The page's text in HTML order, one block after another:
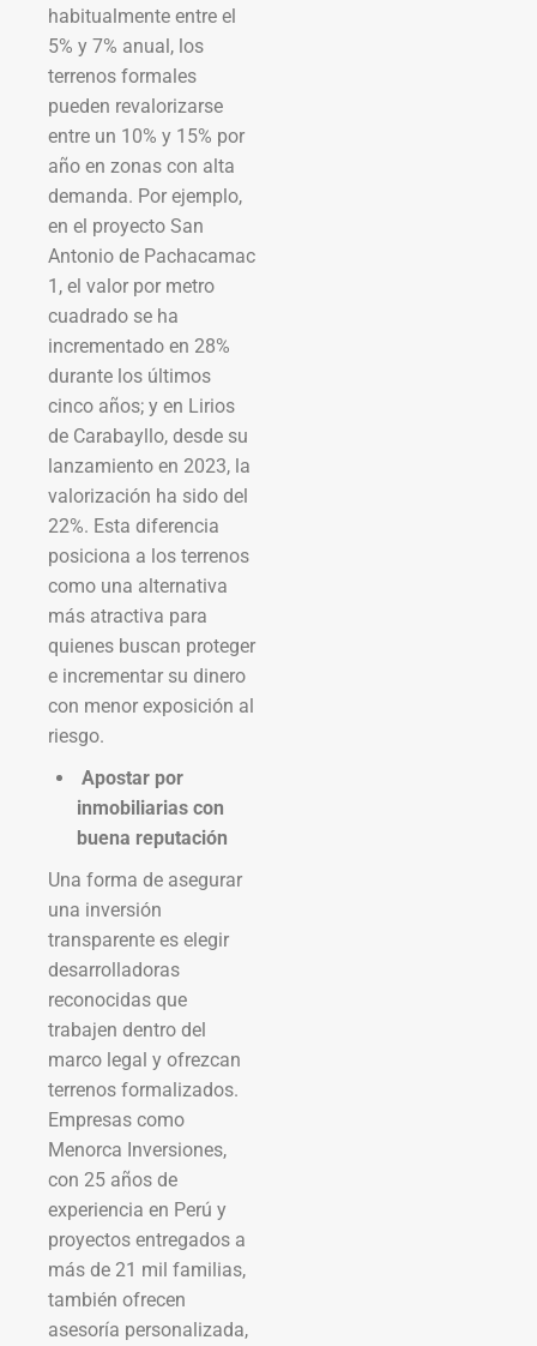
habitualmente entre el
5% y 7% anual, los
terrenos formales
pueden revalorizarse
entre un 10% y 15% por
año en zonas con alta
demanda. Por ejemplo,
en el proyecto San
Antonio de Pachacamac
1, el valor por metro
cuadrado se ha
incrementado en 28%
durante los últimos
cinco años; y en Lirios
de Carabayllo, desde su
lanzamiento en 2023, la
valorización ha sido del
22%. Esta diferencia
posiciona a los terrenos
como una alternativa
más atractiva para
quienes buscan proteger
e incrementar su dinero
con menor exposición al
riesgo.
Apostar por
inmobiliarias con
buena reputación
Una forma de asegurar
una inversión
transparente es elegir
desarrolladoras
reconocidas que
trabajen dentro del
marco legal y ofrezcan
terrenos formalizados.
Empresas como
Menorca Inversiones,
con 25 años de
experiencia en Perú y
proyectos entregados a
más de 21 mil familias,
también ofrecen
asesoría personalizada,